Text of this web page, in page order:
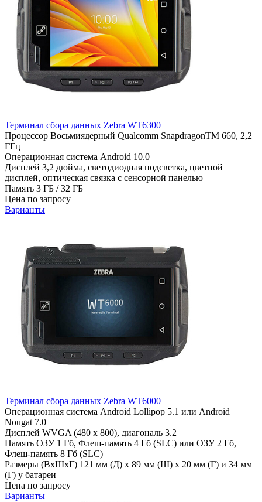
Терминал сбора данных Zebra WT6300
Процессор Восьмиядерный Qualcomm SnapdragonTM 660, 2,2
ГГц
Операционная система Android 10.0
Дисплей 3,2 дюйма, светодиодная подсветка, цветной
дисплей, оптическая связка с сенсорной панелью
Память 3 ГБ / 32 ГБ
Цена по запросу
Варианты
Терминал сбора данных Zebra WT6000
Операционная система Android Lollipop 5.1 или Android
Nougat 7.0
Дисплей WVGA (480 x 800), диагональ 3.2
Память ОЗУ 1 Гб, Флеш-память 4 Гб (SLC) или ОЗУ 2 Гб,
Флеш-память 8 Гб (SLC)
Размеры (ВхШхГ) 121 мм (Д) x 89 мм (Ш) x 20 мм (Г) и 34 мм
(Г) у батареи
Цена по запросу
Варианты